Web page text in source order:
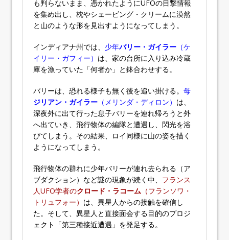
も判らないまま、憑かれたようにUFOの目撃情報
を集め出し、枕やシェービング・クリームに漠然
と山のような形を見出すようになってしまう。
インディアナ州では、 少年バリー・ガイラー （ケ
イリー・ガフィー） は、家の台所に入り込み冷蔵
庫を漁っていた「何者か」と鉢合わせする。
バリーは、恐れる様子も無く後を追い掛ける。 母
ジリアン・ガイラー （メリンダ・ディロン） は、
深夜外に出て行った息子バリーを連れ帰ろうと外
へ出ていき、飛行物体の編隊と遭遇し、閃光を浴
びてしまう。その結果、ロイ同様に山の姿を描く
ようになってしまう。
飛行物体の群れに少年バリーが連れ去られる（ア
ブダクション）など謎の現象が続く中、 フランス
人UFO学者のクロード・ラコーム （フランソワ・
トリュフォー） は、異星人からの接触を確信し
た。そして、異星人と直接面会する目的のプロジ
ェクト「第三種接近遭遇」を発足する。